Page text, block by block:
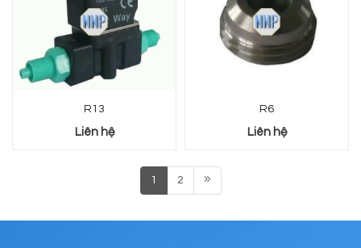
R13
Liên hệ
R6
Liên hệ
1 2